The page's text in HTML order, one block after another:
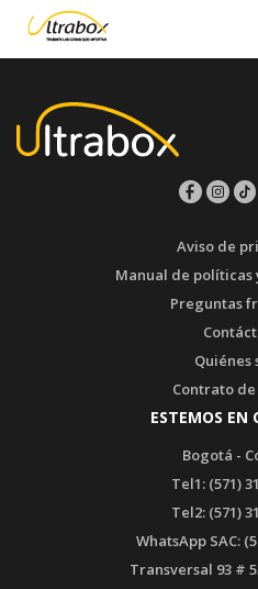
Aviso de
Manual de
Preguntas
Quiénes
Contrato
ESTEMOS EN
Bogotá -
Tel1: (571)
Tel2: (571)
WhatsApp SAC:
Transversal 93 #